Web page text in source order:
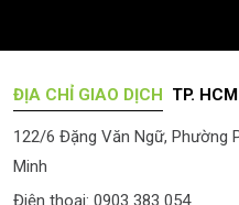
ĐỊA CHỈ GIAO DỊCH TP. HCM
122/6 Đặng Văn Ngữ, Phường
Minh
Điện thoại: 0903 383 054